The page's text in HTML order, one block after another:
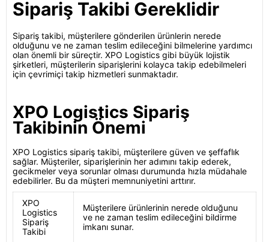
Sipariş Takibi Gereklidir
Sipariş takibi, müşterilere gönderilen ürünlerin nerede
olduğunu ve ne zaman teslim edileceğini bilmelerine yardımcı
olan önemli bir süreçtir. XPO Logistics gibi büyük lojistik
şirketleri, müşterilerin siparişlerini kolayca takip edebilmeleri
için çevrimiçi takip hizmetleri sunmaktadır.
XPO Logistics Sipariş
Takibinin Önemi
XPO Logistics sipariş takibi, müşterilere güven ve şeffaflık
sağlar. Müşteriler, siparişlerinin her adımını takip ederek,
gecikmeler veya sorunlar olması durumunda hızla müdahale
edebilirler. Bu da müşteri memnuniyetini arttırır.
XPO
Logistics
Sipariş
Takibi
Müşterilere ürünlerinin nerede olduğunu
ve ne zaman teslim edileceğini bildirme
imkanı sunar.